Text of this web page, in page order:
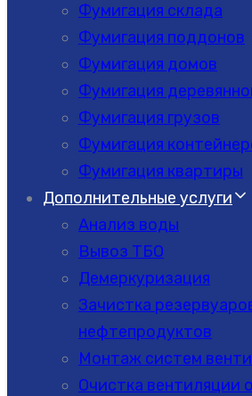
Фумигация склада
Фумигация поддонов
Фумигация домов
Фумигация
Фумигация грузов
Фумигация
Фумигация квартиры
Дополнительные услуги
Анализ воды
Вывоз ТБО
Демеркуризация
Зачистка
нефтепродуктов
Монтаж систем
Очистка вентиляции